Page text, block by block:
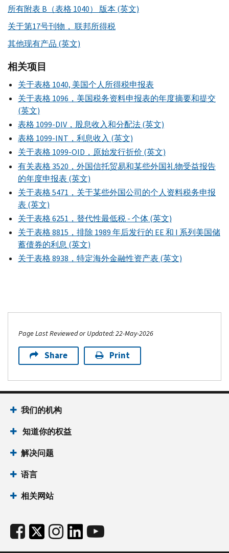
所有附表 B（表格 1040） 版本 (英文)
关于第17号刊物， 联邦所得税
其他现有产品 (英文)
相关项目
关于表格 1040, 美国个人所得税申报表
关于表格 1096，美国税务资料申报表的年度摘要和提交
(英文)
表格 1099-DIV，股息收入和分配法 (英文)
表格 1099-INT，利息收入 (英文)
关于表格 1099-OID，原始发行折价 (英文)
有关表格 3520，外国信托贸易和某些外国礼物受益报告
的年度申报表 (英文)
关于表格 5471，关于某些外国公司的个人资料税务申报
表 (英文)
关于表格 6251，替代性最低税 - 个体 (英文)
关于表格 8815，排除 1989 年后发行的 EE 和 I 系列美国储
蓄债券的利息 (英文)
关于表格 8938，特定海外金融性资产表 (英文)
Page Last Reviewed or Updated: 22-May-2026
Share Print
我们的机构
知道你的权益
解决问题
语言
相关网站